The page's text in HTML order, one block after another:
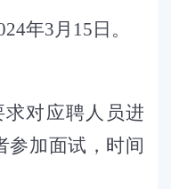
年3月 15 日。
对应聘人员进
参加面试，时间